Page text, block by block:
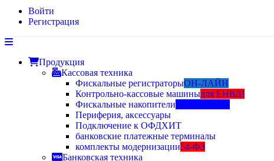
Войти
Регистрация
Продукция
Кассовая техника
Фискальные регистраторыОН-ЛАЙН
Контрольно-кассовые машиныдля ЕНВД!
Фискальные накопители
Периферия, аксессуары
Подключение к ОФДХИТ
банковские платежные терминалы
комплекты модернизации54-ФЗ
Банковская техника